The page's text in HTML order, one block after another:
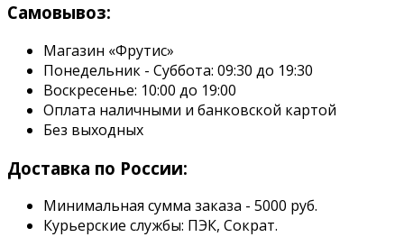
Самовывоз:
Магазин «Фрутис»
Понедельник - Суббота: 09:30 до 19:30
Воскресенье: 10:00 до 19:00
Оплата наличными и банковской картой
Без выходных
Доставка по России:
Минимальная сумма заказа - 5000 руб.
Курьерские службы: ПЭК, Сократ.